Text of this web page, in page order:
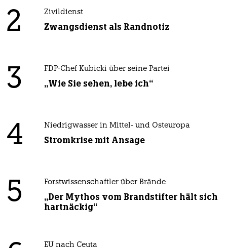
2 Zivildienst
Zwangsdienst als Randnotiz
3 FDP-Chef Kubicki über seine Partei
„Wie Sie sehen, lebe ich“
4 Niedrigwasser in Mittel- und Osteuropa
Stromkrise mit Ansage
5 Forstwissenschaftler über Brände
„Der Mythos vom Brandstifter hält sich
hartnäckig“
EU nach Ceuta